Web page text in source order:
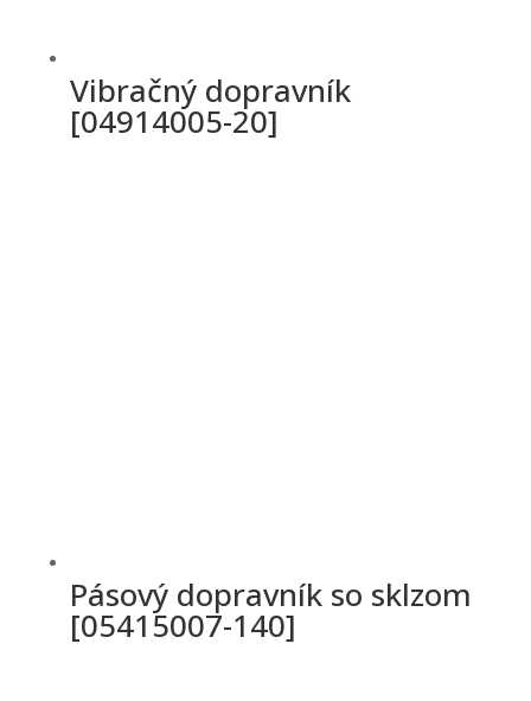
Vibračný dopravník
[04914005-20]
Pásový dopravník so sklzom
[05415007-140]